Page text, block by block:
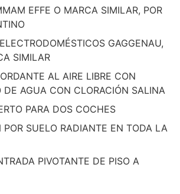
EFFE O MARCA SIMILAR, POR
GAGGENAU,
SIMILAR
AL AIRE LIBRE CON
DE AGUA CON CLORACIÓN SALINA
PARA DOS COCHES
POR SUELO RADIANTE EN TODA LA
PIVOTANTE DE PISO A